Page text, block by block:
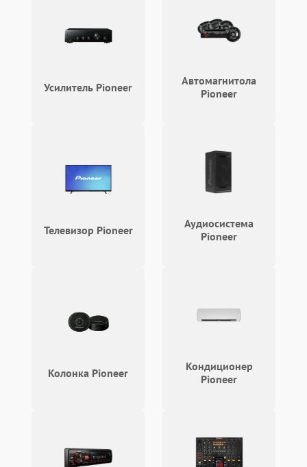
Поломка системы
защиты от перегрева
перенапряжения
защиты от перегрузок
Подробнее →
Усилитель Pioneer
Автомагнитола
Pioneer
Телевизор Pioneer
Аудиосистема
Pioneer
Колонка Pioneer
Кондиционер
Pioneer